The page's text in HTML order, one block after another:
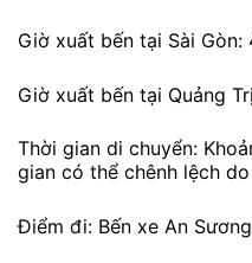
Giờ xuất bến tại Sài Gòn:
Giờ xuất bến tại Quảng
Thời gian di chuyển:
gian có thể chênh lệch
Điểm đi: Bến xe An